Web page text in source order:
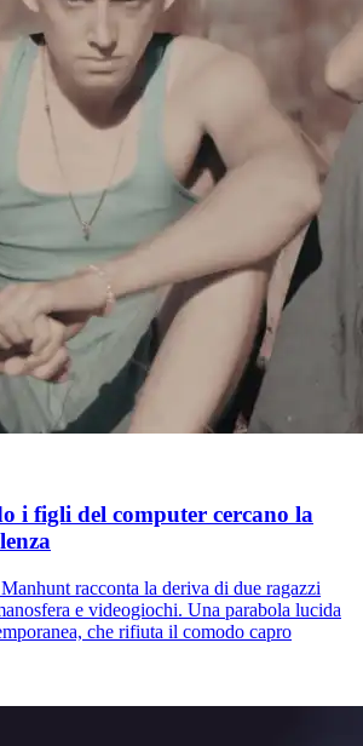
i figli del computer cercano la
racconta la deriva di due ragazzi
e videogiochi. Una parabola lucida
che rifiuta il comodo capro